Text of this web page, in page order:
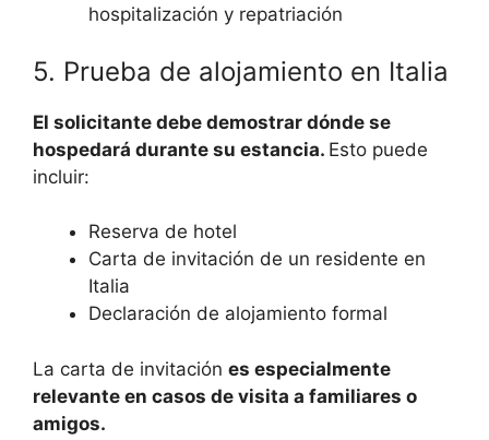
hospitalización y repatriación
5. Prueba de alojamiento en Italia
El solicitante debe demostrar dónde se
hospedará durante su estancia. Esto puede
incluir:
Reserva de hotel
Carta de invitación de un residente en
Italia
Declaración de alojamiento formal
La carta de invitación es especialmente
relevante en casos de visita a familiares o
amigos.